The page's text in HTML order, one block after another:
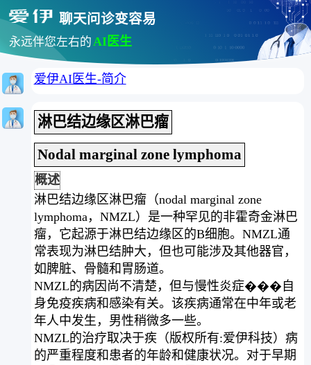
聊天问诊变容易
永远伴您左右的AI医生
爱伊AI医生-简介
淋巴结边缘区淋巴瘤
Nodal marginal zone lymphoma
概述
淋巴结边缘区淋巴瘤（nodal marginal zone
lymphoma，NMZL）是一种罕见的非霍奇金淋巴
瘤，它起源于淋巴结边缘区的B细胞。NMZL通
常表现为淋巴结肿大，但也可能涉及其他器官，
如脾脏、骨髓和胃肠道。
NMZL的病因尚不清楚，但与慢性炎症���自
身免疫疾病和感染有关。该疾病通常在中年或老
年人中发生，男性稍微多一些。
NMZL的治疗取决于疾（版权所有:爱伊科技）病
的严重程度和患者的年龄和健康状况。对于早期